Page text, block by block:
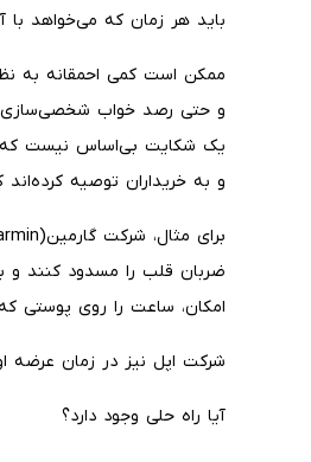
باید هر زمان که می‌خواهد با
ممکن است کمی احمقانه به
و حتی رصد خواب
یک شکایت بی‌اساس نیست که
و به خریداران توصیه
ضربان قلب را مسدود کنند و
امکان، ساعت را روی پوستی که
شرکت اپل نیز در زمان عرضه
آیا راه حلی وجود دارد؟